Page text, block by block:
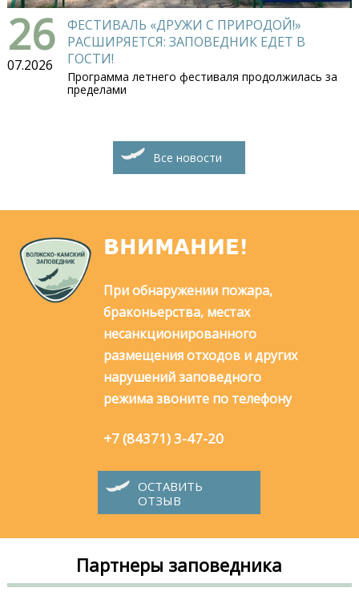
26
07.2026
ФЕСТИВАЛЬ «ДРУЖИ С ПРИРОДОЙ!»
РАСШИРЯЕТСЯ: ЗАПОВЕДНИК ЕДЕТ В
ГОСТИ!
Программа летнего фестиваля продолжилась за
пределами
Все новости
ВНИМАНИЕ!
При обнаружении пожара,
браконьерства, местах
несанкционированного
размещения отходов и других
нарушений заповедного
режима звоните по телефону
+7 (84371) 3-47-20
ОСТАВИТЬ
ОТЗЫВ
Партнеры заповедника